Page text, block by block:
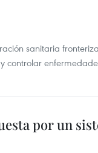
sanitaria
controlar
por un